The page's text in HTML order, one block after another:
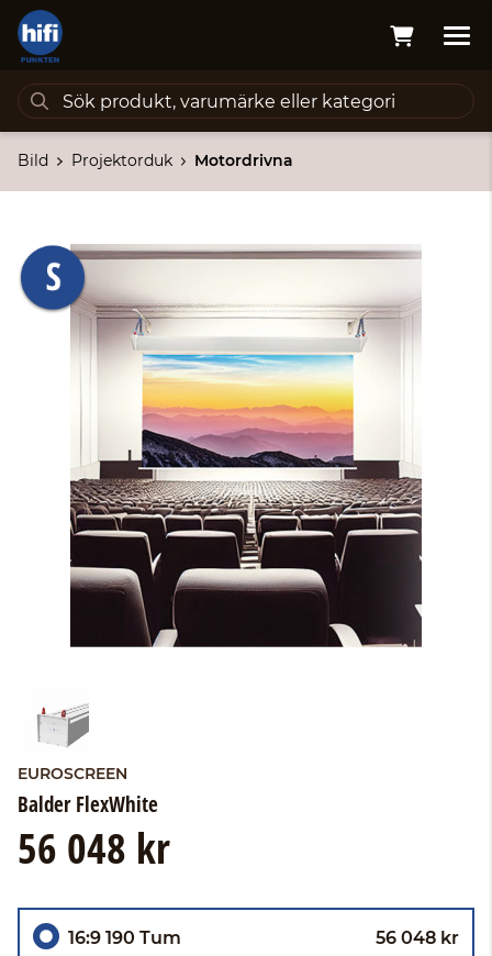
Bild Projektorduk Motordrivna
EUROSCREEN
Balder FlexWhite
56 048 kr
16:9 190 Tum
56 048 kr